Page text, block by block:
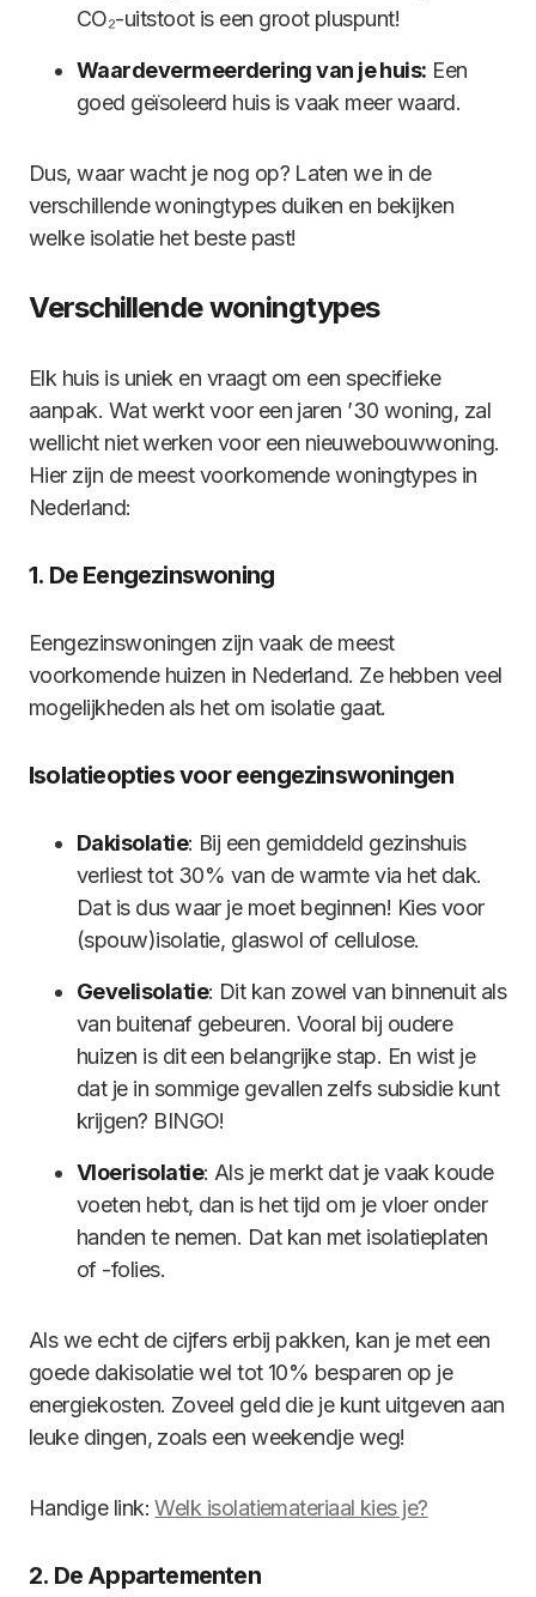
CO₂-uitstoot is een groot pluspunt!
Waardevermeerdering van je huis: Een
goed geïsoleerd huis is vaak meer waard.
Dus, waar wacht je nog op? Laten we in de
verschillende woningtypes duiken en bekijken
welke isolatie het beste past!
Verschillende woningtypes
Elk huis is uniek en vraagt om een specifieke
aanpak. Wat werkt voor een jaren ’30 woning, zal
wellicht niet werken voor een nieuwebouwwoning.
Hier zijn de meest voorkomende woningtypes in
Nederland:
1. De Eengezinswoning
Eengezinswoningen zijn vaak de meest
voorkomende huizen in Nederland. Ze hebben veel
mogelijkheden als het om isolatie gaat.
Isolatieopties voor eengezinswoningen
Dakisolatie: Bij een gemiddeld gezinshuis
verliest tot 30% van de warmte via het dak.
Dat is dus waar je moet beginnen! Kies voor
(spouw)isolatie, glaswol of cellulose.
Gevelisolatie: Dit kan zowel van binnenuit als
van buitenaf gebeuren. Vooral bij oudere
huizen is dit een belangrijke stap. En wist je
dat je in sommige gevallen zelfs subsidie kunt
krijgen? BINGO!
Vloerisolatie: Als je merkt dat je vaak koude
voeten hebt, dan is het tijd om je vloer onder
handen te nemen. Dat kan met isolatieplaten
of -folies.
Als we echt de cijfers erbij pakken, kan je met een
goede dakisolatie wel tot 10% besparen op je
energiekosten. Zoveel geld die je kunt uitgeven aan
leuke dingen, zoals een weekendje weg!
Handige link:Welk isolatiemateriaal kies je?
2. De Appartementen